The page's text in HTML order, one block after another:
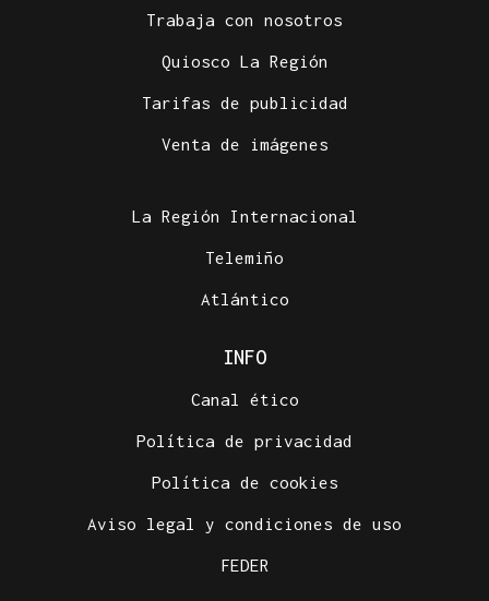
Trabaja con nosotros
Quiosco La Región
Tarifas de publicidad
Venta de imágenes
La Región Internacional
Telemiño
Atlántico
INFO
Canal ético
Política de privacidad
Política de cookies
Aviso legal y condiciones de uso
FEDER